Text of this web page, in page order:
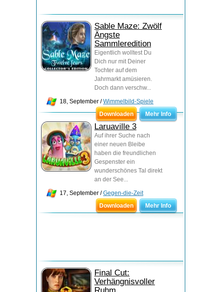
Sable Maze: Zwölf
Ängste
Sammleredition
Eigentlich wolltest Du
Dich nur mit Deiner
Tochter auf dem
Jahrmarkt amüsieren.
Doch dann verschw...
18, September /Wimmelbild-Spiele
Downloaden
Mehr Info
Laruaville 3
Auf ihrer Suche nach
einer neuen Bleibe
haben die freundlichen
Gespenster ein
wunderschönes Tal direkt
an der See...
17, September /Gegen-die-Zeit
Downloaden
Mehr Info
Final Cut:
Verhängnisvoller